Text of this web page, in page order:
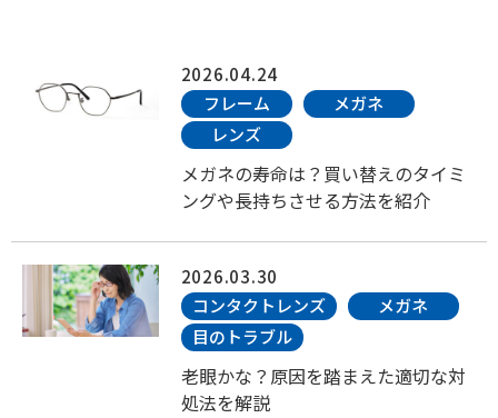
2026.04.24
フレーム
メガネ
レンズ
メガネの寿命は？買い替えのタイミ
ングや長持ちさせる方法を紹介
2026.03.30
コンタクトレンズ
メガネ
目のトラブル
老眼かな？原因を踏まえた適切な対
処法を解説